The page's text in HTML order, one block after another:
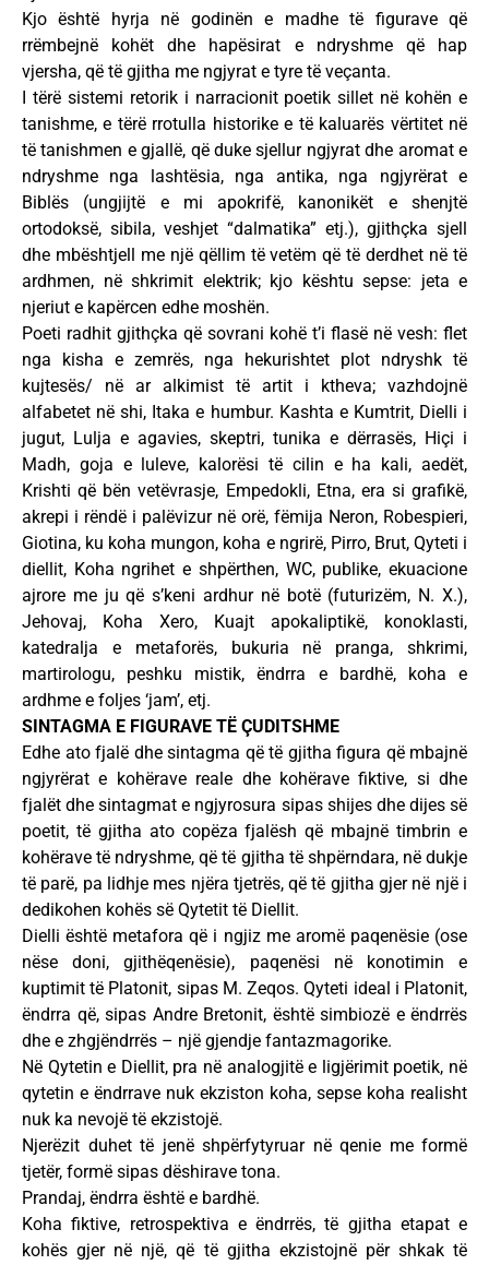
Kjo është hyrja në godinën e madhe të figurave që
rrëmbejnë kohët dhe hapësirat e ndryshme që hap
vjersha, që të gjitha me ngjyrat e tyre të veçanta.
I tërë sistemi retorik i narracionit poetik sillet në kohën e
tanishme, e tërë rrotulla historike e të kaluarës vërtitet në
të tanishmen e gjallë, që duke sjellur ngjyrat dhe aromat e
ndryshme nga lashtësia, nga antika, nga ngjyrërat e
Biblës (ungjijtë e mi apokrifë, kanonikët e shenjtë
ortodoksë, sibila, veshjet “dalmatika” etj.), gjithçka sjell
dhe mbështjell me një qëllim të vetëm që të derdhet në të
ardhmen, në shkrimit elektrik; kjo kështu sepse: jeta e
njeriut e kapërcen edhe moshën.
Poeti radhit gjithçka që sovrani kohë t’i flasë në vesh: flet
nga kisha e zemrës, nga hekurishtet plot ndryshk të
kujtesës/ në ar alkimist të artit i ktheva; vazhdojnë
alfabetet në shi, Itaka e humbur. Kashta e Kumtrit, Dielli i
jugut, Lulja e agavies, skeptri, tunika e dërrasës, Hiçi i
Madh, goja e luleve, kalorësi të cilin e ha kali, aedët,
Krishti që bën vetëvrasje, Empedokli, Etna, era si grafikë,
akrepi i rëndë i palëvizur në orë, fëmija Neron, Robespieri,
Giotina, ku koha mungon, koha e ngrirë, Pirro, Brut, Qyteti i
diellit, Koha ngrihet e shpërthen, WC, publike, ekuacione
ajrore me ju që s’keni ardhur në botë (futurizëm, N. X.),
Jehovaj, Koha Xero, Kuajt apokaliptikë, konoklasti,
katedralja e metaforës, bukuria në pranga, shkrimi,
martirologu, peshku mistik, ëndrra e bardhë, koha e
ardhme e foljes ‘jam’, etj.
SINTAGMA E FIGURAVE TË ÇUDITSHME
Edhe ato fjalë dhe sintagma që të gjitha figura që mbajnë
ngjyrërat e kohërave reale dhe kohërave fiktive, si dhe
fjalët dhe sintagmat e ngjyrosura sipas shijes dhe dijes së
poetit, të gjitha ato copëza fjalësh që mbajnë timbrin e
kohërave të ndryshme, që të gjitha të shpërndara, në dukje
të parë, pa lidhje mes njëra tjetrës, që të gjitha gjer në një i
dedikohen kohës së Qytetit të Diellit.
Dielli është metafora që i ngjiz me aromë paqenësie (ose
nëse doni, gjithëqenësie), paqenësi në konotimin e
kuptimit të Platonit, sipas M. Zeqos. Qyteti ideal i Platonit,
ëndrra që, sipas Andre Bretonit, është simbiozë e ëndrrës
dhe e zhgjëndrrës – një gjendje fantazmagorike.
Në Qytetin e Diellit, pra në analogjitë e ligjërimit poetik, në
qytetin e ëndrrave nuk ekziston koha, sepse koha realisht
nuk ka nevojë të ekzistojë.
Njerëzit duhet të jenë shpërfytyruar në qenie me formë
tjetër, formë sipas dëshirave tona.
Prandaj, ëndrra është e bardhë.
Koha fiktive, retrospektiva e ëndrrës, të gjitha etapat e
kohës gjer në një, që të gjitha ekzistojnë për shkak të